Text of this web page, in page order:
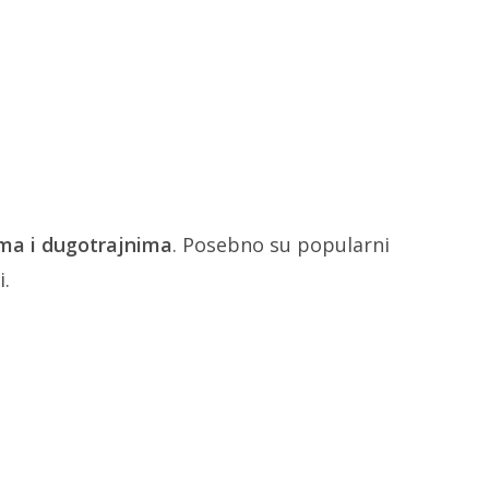
i dugotrajnima. Posebno su popularni